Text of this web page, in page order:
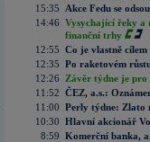
15:35
Akce Fedu se
14:46 Vysychající řeky a
finanční trhy
12:55 Co je vlastně
12:35 Po raketovém
12:26
Závěr týdne je
11:52 ČEZ, a.s.:
11:00 Perly týdne: Zlato
10:30 Hlavní akcionář
8:59 Komerční banka,